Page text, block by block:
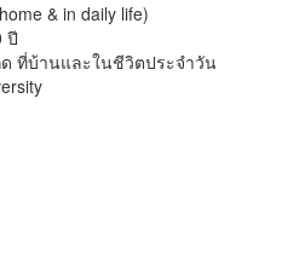
& in daily life)
ปี
ที่บ้านและในชีวิตประจำวัน